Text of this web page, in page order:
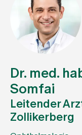
Fachbereiche
Aufenthalt
Team
Dr. med.
Somfai
Leitender
Zollikerberg